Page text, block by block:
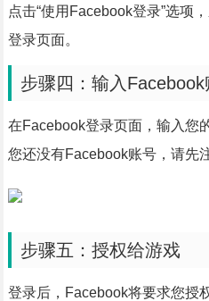
点击“使用Facebook登录”选项
登录页面。
步骤四：输入Facebook
在Facebook登录页面，输入您
您还没有Facebook账号，请先
步骤五：授权给游戏
登录后，Facebook将要求您授